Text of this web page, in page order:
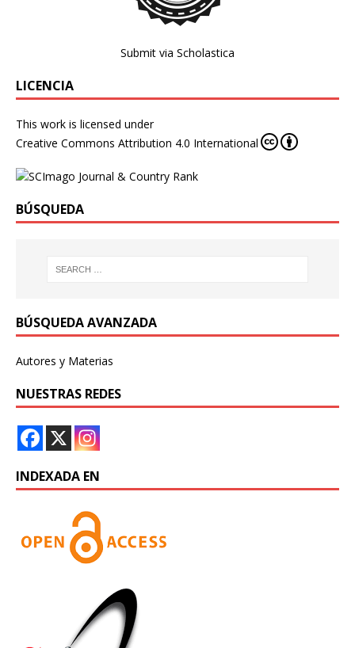
Submit via Scholastica
LICENCIA
This work is licensed under
Creative Commons Attribution 4.0 International
BÚSQUEDA
BÚSQUEDA AVANZADA
Autores y Materias
NUESTRAS REDES
INDEXADA EN